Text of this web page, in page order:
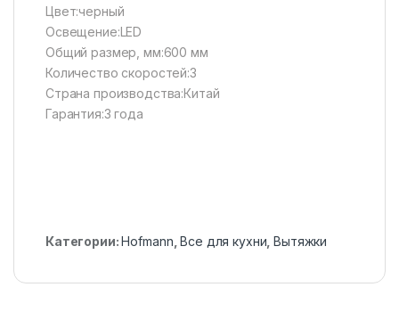
Цвет:черный
Освещение:LED
Общий размер, мм:600 мм
Количество скоростей:3
Страна производства:Китай
Гарантия:3 года
Категории:Hofmann ,Все для кухни ,Вытяжки